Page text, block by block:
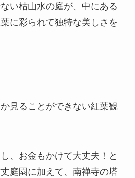
い枯山水の庭が、中にある
に彩られて独特な美しさを
見ることができない紅葉観
、お金もかけて大丈夫！と
庭園に加えて、南禅寺の塔